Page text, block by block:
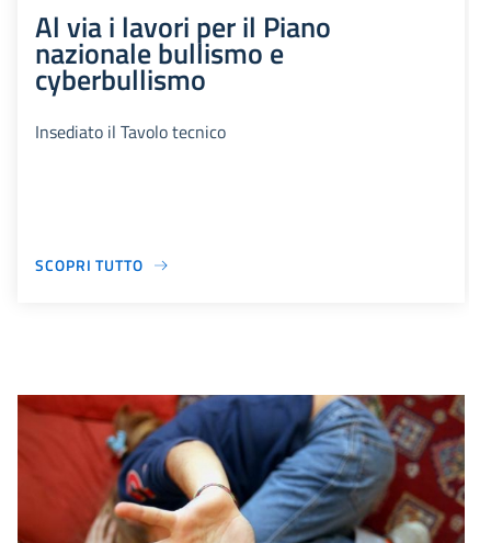
Al via i lavori per il Piano
nazionale bullismo e
cyberbullismo
Insediato il Tavolo tecnico
SCOPRI TUTTO